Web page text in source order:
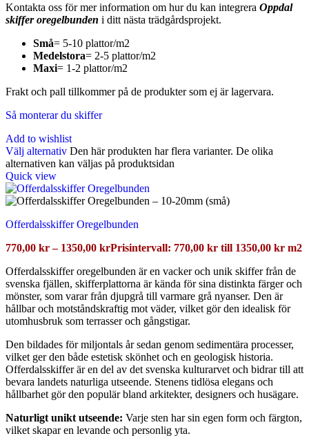
Kontakta oss för mer information om hur du kan integrera Oppdal
skiffer oregelbunden i ditt nästa trädgårdsprojekt.
Små= 5-10 plattor/m2
Medelstora= 2-5 plattor/m2
Maxi= 1-2 plattor/m2
Frakt och pall tillkommer på de produkter som ej är lagervara.
Så monterar du skiffer
Add to wishlist
Välj alternativ Den här produkten har flera varianter. De olika
alternativen kan väljas på produktsidan
Quick view
Offerdalsskiffer Oregelbunden
770,00 kr – 1350,00 krPrisintervall: 770,00 kr till 1350,00 kr m2
Offerdalsskiffer oregelbunden är en vacker och unik skiffer från de
svenska fjällen, skifferplattorna är kända för sina distinkta färger och
mönster, som varar från djupgrå till varmare grå nyanser. Den är
hållbar och motståndskraftig mot väder, vilket gör den idealisk för
utomhusbruk som terrasser och gångstigar.
Den bildades för miljontals år sedan genom sedimentära processer,
vilket ger den både estetisk skönhet och en geologisk historia.
Offerdalsskiffer är en del av det svenska kulturarvet och bidrar till att
bevara landets naturliga utseende. Stenens tidlösa elegans och
hållbarhet gör den populär bland arkitekter, designers och husägare.
Naturligt unikt utseende: Varje sten har sin egen form och färgton,
vilket skapar en levande och personlig yta.